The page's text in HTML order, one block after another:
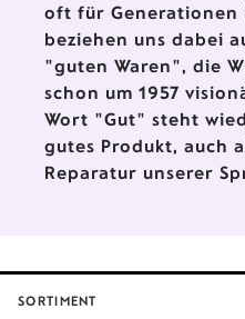
oft für Generationen
beziehen uns dabei
"guten Waren", die
schon um 1957
Wort "Gut" steht
gutes Produkt, auch
Reparatur unserer
SORTIMENT